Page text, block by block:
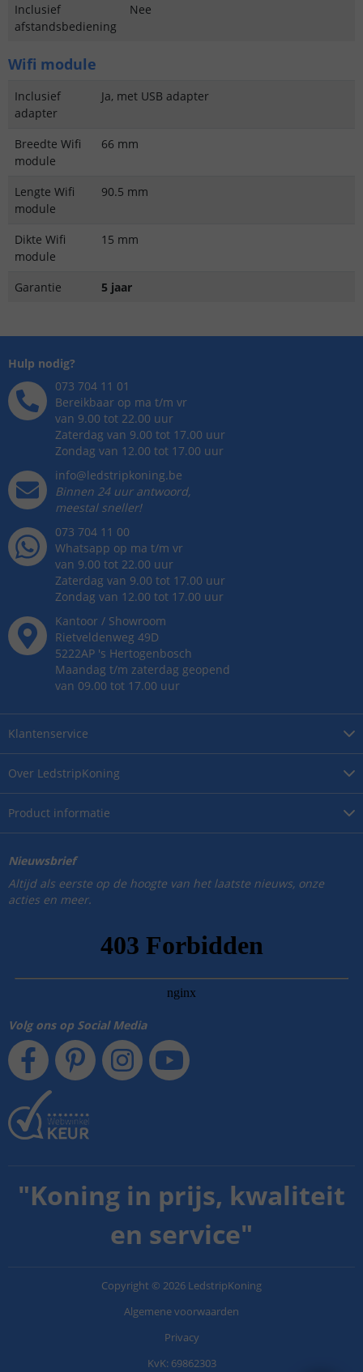
Inclusief
afstandsbediening
Nee
Wifi module
Inclusief
adapter
Ja, met USB adapter
Breedte Wifi
module
66 mm
Lengte Wifi
module
90.5 mm
Dikte Wifi
module
15 mm
Garantie 5 jaar
Over LedstripKoning
Product informatie
Klantenservice
Hulp nodig?
073 704 11 01
Bereikbaar op ma t/m vr
van 9.00 tot 22.00 uur
Zaterdag van 9.00 tot 17.00 uur
Zondag van 12.00 tot 17.00 uur
info@ledstripkoning.be
Binnen 24 uur antwoord,
meestal sneller!
073 704 11 00
Whatsapp op ma t/m vr
van 9.00 tot 22.00 uur
Zaterdag van 9.00 tot 17.00 uur
Zondag van 12.00 tot 17.00 uur
Kantoor / Showroom
Rietveldenweg 49D
5222AP 's Hertogenbosch
Maandag t/m zaterdag geopend
van 09.00 tot 17.00 uur
Nieuwsbrief
Altijd als eerste op de hoogte van het laatste nieuws, onze
acties en meer.
Volg ons op Social Media
"Koning in prijs, kwaliteit
en service"
Copyright © 2026 LedstripKoning
Algemene voorwaarden
Privacy
KvK: 69862303